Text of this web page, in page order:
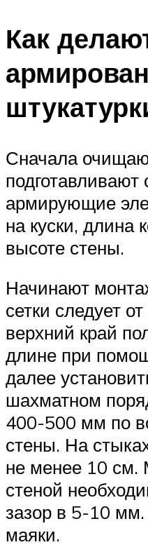
Как
Сначала
армирующие
на куски, длина
высоте стены.
Начинают
сетки следует
верхний край
длине при
далее
шахматном
400-500 мм по
стены. На
не менее 10 см.
стеной
зазор в 5-10
маяки.